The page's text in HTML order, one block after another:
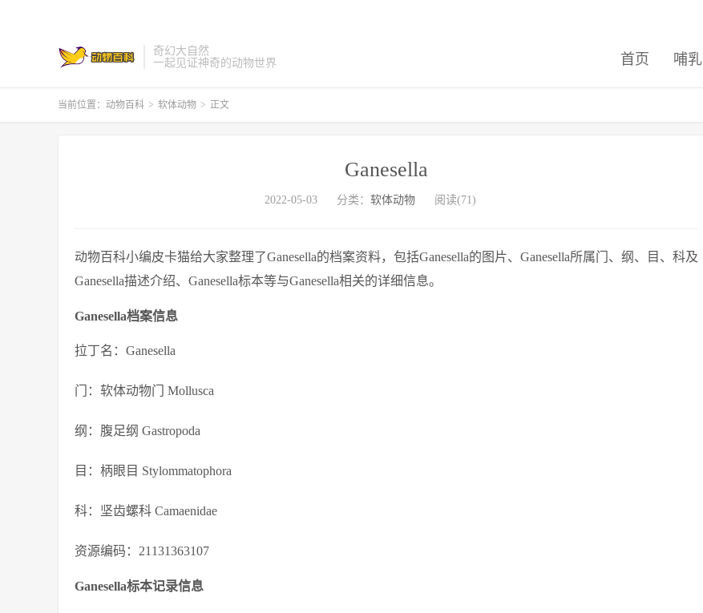
奇幻大自然
一起见证神奇的动物世界
首页 哺乳
当前位置： 动物百科 > 软体动物 > 正文
Ganesella
2022-05-03 分类： 软体动物 阅读(71)
动物百科小编皮卡猫给大家整理了Ganesella的档案资料，包括Ganesella的图片、Ganesella所属门、纲、目、科及
Ganesella描述介绍、Ganesella标本等与Ganesella相关的详细信息。
Ganesella档案信息
拉丁名：Ganesella
门：软体动物门 Mollusca
纲：腹足纲 Gastropoda
目：柄眼目 Stylommatophora
科：坚齿螺科 Camaenidae
资源编码：21131363107
Ganesella标本记录信息